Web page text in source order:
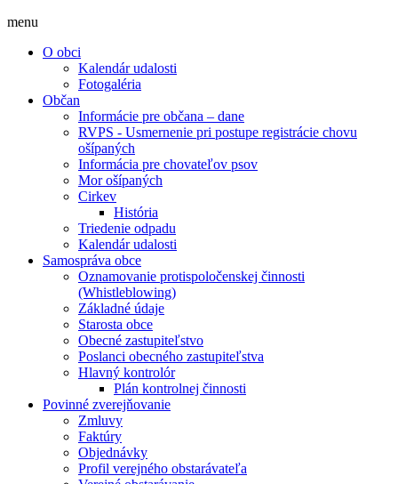
menu
O obci
Kalendár udalosti
Fotogaléria
Občan
Informácie pre občana – dane
RVPS - Usmernenie pri postupe registrácie chovu
ošípaných
Informácia pre chovateľov psov
Mor ošípaných
Cirkev
História
Triedenie odpadu
Kalendár udalosti
Samospráva obce
Oznamovanie protispoločenskej činnosti
(Whistleblowing)
Základné údaje
Starosta obce
Obecné zastupiteľstvo
Poslanci obecného zastupiteľstva
Hlavný kontrolór
Plán kontrolnej činnosti
Povinné zverejňovanie
Zmluvy
Faktúry
Objednávky
Profil verejného obstarávateľa